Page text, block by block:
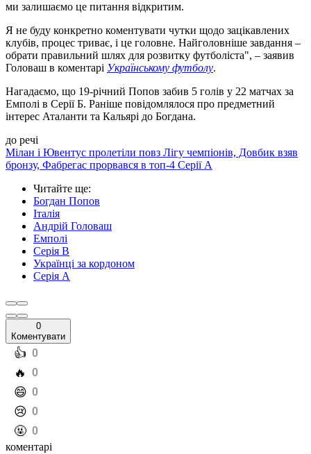
ми залишаємо це питання відкритим.
Я не буду конкретно коментувати чутки щодо зацікавлених
клубів, процес триває, і це головне. Найголовніше завдання –
обрати правильний шлях для розвитку футболіста", – заявив
Головаш в коментарі Українському футболу.
Нагадаємо, що 19-річний Попов забив 5 голів у 22 матчах за
Емполі в Серії Б. Раніше повідомлялося про предметний
інтерес Аталанти та Кальярі до Богдана.
до речі
Мілан і Ювентус пролетіли повз Лігу чемпіонів, Довбик взяв
бронзу, Фабрегас прорвався в топ-4 Серії А
Читайте ще:
Богдан Попов
Італія
Андрій Головаш
Емполі
Серія B
Українці за кордоном
Серія А
0
Коментувати
️👍 0
️🔥 0
️😄 0
️😢 0
️🤬 0
коментарі